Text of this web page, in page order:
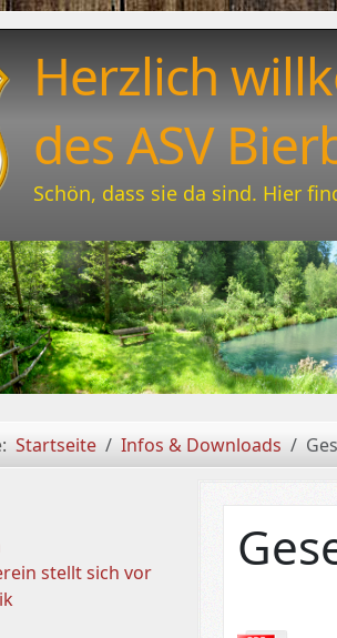
Herzlich
des ASV
Schön, dass sie da sind. Hier
Startseite Infos & Downloads
stellt sich vor